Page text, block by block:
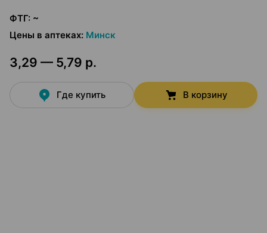
ФТГ: ~
Цены в аптеках: Минск
3,29 — 5,79 р.
Где купить В корзину